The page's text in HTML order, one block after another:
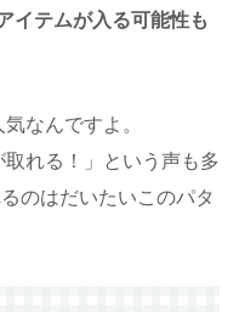
イテムが入る可能性も
なんですよ。
取れる！」という声も多
のはだいたいこのパタ